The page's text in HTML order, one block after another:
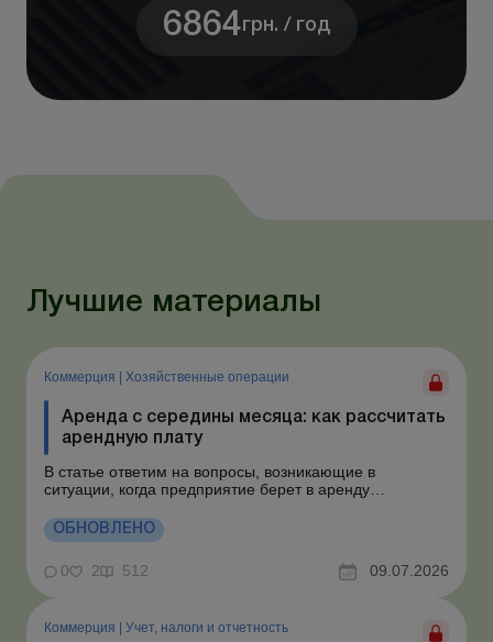
6864грн. / год
Лучшие материалы
Коммерция | Хозяйственные операции
Аренда с середины месяца: как рассчитать
арендную плату
В статье ответим на вопросы, возникающие в
ситуации, когда предприятие берет в аренду
действовать с середины месяца. Предприятие
арендует у физлица автомобиль с 15.07.2026.
Согласно условиям договора арендная плата
составляет 4 000 грн в месяц. Возн...
ОБНОВЛЕНО
0 2 512 09.07.2026
Коммерция | Учет, налоги и отчетность